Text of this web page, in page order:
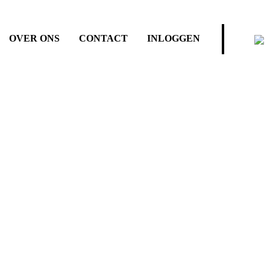
OVER ONS CONTACT INLOGGEN